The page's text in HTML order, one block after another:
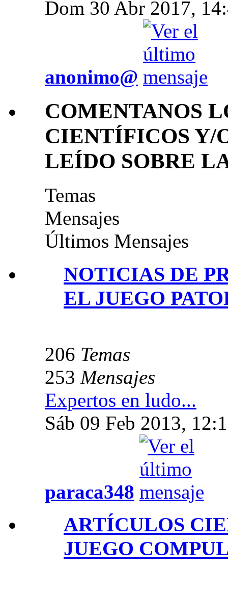
Dom 30 Abr 2017,
anonimo@
COMENTANOS
CIENTÍFICOS Y/
LEÍDO SOBRE
Temas
Mensajes
Últimos Mensajes
NOTICIAS DE
EL JUEGO
206 Temas
253 Mensajes
Expertos en ludo...
Sáb 09 Feb 2013,
paraca348
ARTÍCULOS
JUEGO